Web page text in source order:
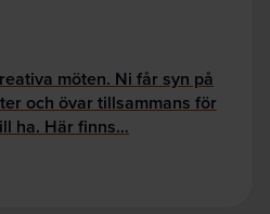
möten. Ni får syn på
och övar tillsammans för
ha. Här finns…